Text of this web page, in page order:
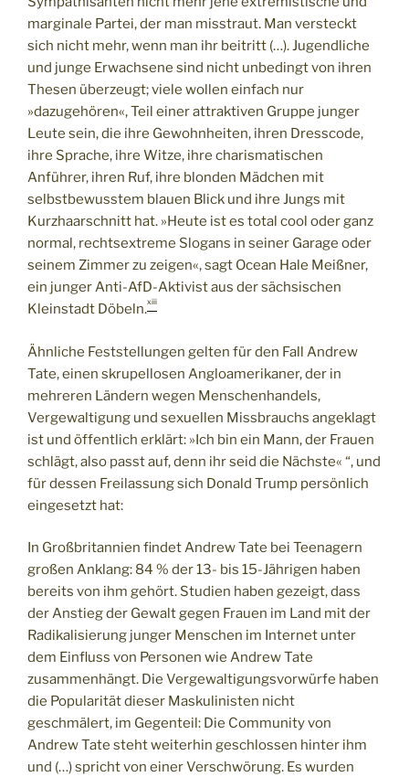
marginale Partei, der man misstraut. Man versteckt
sich nicht mehr, wenn man ihr beitritt (…). Jugendliche
und junge Erwachsene sind nicht unbedingt von ihren
Thesen überzeugt; viele wollen einfach nur
»dazugehören«, Teil einer attraktiven Gruppe junger
Leute sein, die ihre Gewohnheiten, ihren Dresscode,
ihre Sprache, ihre Witze, ihre charismatischen
Anführer, ihren Ruf, ihre blonden Mädchen mit
selbstbewusstem blauen Blick und ihre Jungs mit
Kurzhaarschnitt hat. »Heute ist es total cool oder ganz
normal, rechtsextreme Slogans in seiner Garage oder
seinem Zimmer zu zeigen«, sagt Ocean Hale Meißner,
ein junger Anti-AfD-Aktivist aus der sächsischen
Kleinstadt Döbeln.xiii
Ähnliche Feststellungen gelten für den Fall Andrew
Tate, einen skrupellosen Angloamerikaner, der in
mehreren Ländern wegen Menschenhandels,
Vergewaltigung und sexuellen Missbrauchs angeklagt
ist und öffentlich erklärt: »Ich bin ein Mann, der Frauen
schlägt, also passt auf, denn ihr seid die Nächste« “, und
für dessen Freilassung sich Donald Trump persönlich
eingesetzt hat:
In Großbritannien findet Andrew Tate bei Teenagern
großen Anklang: 84 % der 13- bis 15-Jährigen haben
bereits von ihm gehört. Studien haben gezeigt, dass
der Anstieg der Gewalt gegen Frauen im Land mit der
Radikalisierung junger Menschen im Internet unter
dem Einfluss von Personen wie Andrew Tate
zusammenhängt. Die Vergewaltigungsvorwürfe haben
die Popularität dieser Maskulinisten nicht
geschmälert, im Gegenteil: Die Community von
Andrew Tate steht weiterhin geschlossen hinter ihm
und (…) spricht von einer Verschwörung. Es wurden